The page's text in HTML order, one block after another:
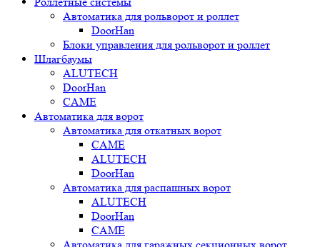
Автоматика для рольворот и роллет
DoorHan
Блоки управления для рольворот и роллет
Шлагбаумы
ALUTECH
DoorHan
CAME
Автоматика для ворот
Автоматика для откатных ворот
CAME
ALUTECH
DoorHan
Автоматика для распашных ворот
ALUTECH
DoorHan
CAME